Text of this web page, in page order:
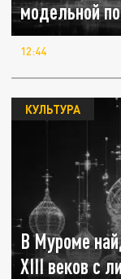
модельной
12:44
В Муроме
XIII веков с
КУЛЬТУРА